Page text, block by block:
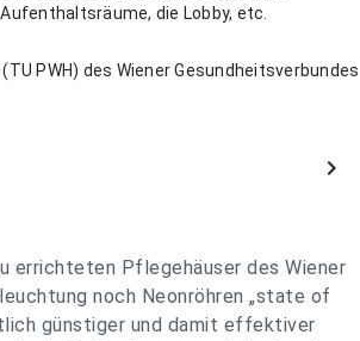
die Lobby, etc.
PWH) des Wiener Gesundheitsverbundes
chevron_right
errichteten Pflegehäuser des Wiener
noch Neonröhren „state of
günstiger und damit effektiver